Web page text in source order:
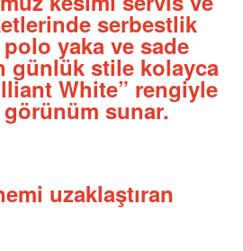
serbestlik
yaka ve sade
günlük stile kolayca
White” rengiyle
sunar.
uzaklaştıran